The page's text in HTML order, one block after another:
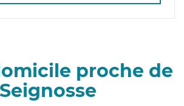
proche de
Seignosse